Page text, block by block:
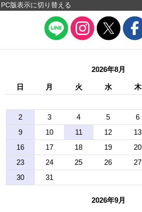
PC版表示に切り替える
2026年8月
日 月 火 水 木
2
3 4 5 6
9
10 11 12 13
16
17 18 19 20
23
24 25 26 27
30
31
2026年9月